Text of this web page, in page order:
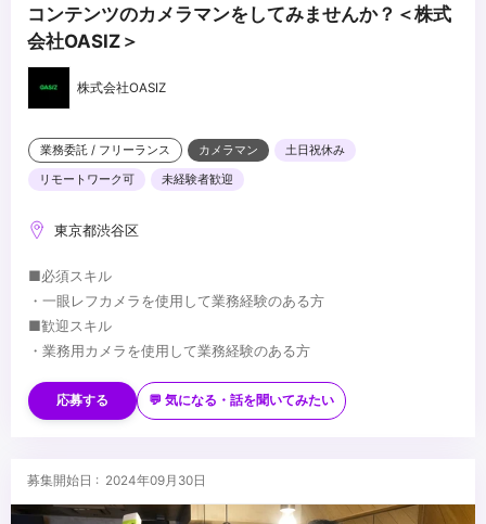
コンテンツのカメラマンをしてみませんか？＜株式
会社OASIZ＞
株式会社OASIZ
業務委託 / フリーランス カメラマン
土日祝休み
リモートワーク可
未経験者歓迎
東京都渋谷区
■必須スキル
・一眼レフカメラを使用して業務経験のある方
■歓迎スキル
・業務用カメラを使用して業務経験のある方
応募する 💬 気になる・話を聞いてみたい
募集開始日 : 2024年09月30日